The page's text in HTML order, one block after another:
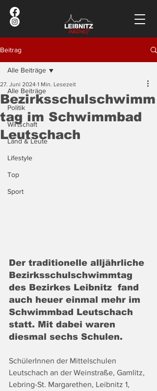
Beitrag
Alle Beiträge
Politik
Wirtschaft
Land & Leute
Lifestyle
Top
Sport
Alle Beiträge
Bezirksschulschwimm
tag im Schwimmbad
Leutschach
27. Juni 2024 1 Min. Lesezeit
Der traditionelle alljährliche
Bezirksschulschwimmtag
des Bezirkes Leibnitz  fand
auch heuer einmal mehr im
Schwimmbad Leutschach
statt. Mit dabei waren
diesmal sechs Schulen.
SchülerInnen der Mittelschulen
Leutschach an der Weinstraße, Gamlitz,
Lebring-St. Margarethen, Leibnitz 1,